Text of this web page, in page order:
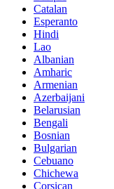
Catalan
Esperanto
Hindi
Lao
Albanian
Amharic
Armenian
Azerbaijani
Belarusian
Bengali
Bosnian
Bulgarian
Cebuano
Chichewa
Corsican